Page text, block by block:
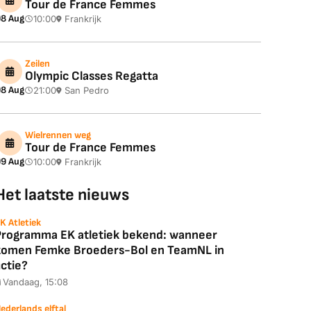
Aug
Tour de France Femmes
10:00 Frankrijk
Aug
Zeilen
Olympic Classes Regatta
21:00 San Pedro
Aug
Wielrennen weg
Tour de France Femmes
10:00 Frankrijk
laatste nieuws
Atletiek
EK atletiek bekend: wanneer
Femke Broeders-Bol en TeamNL in
Vandaag, 15:08
elftal